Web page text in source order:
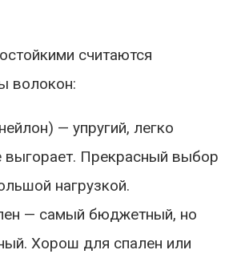
считаются
волокон:
— упругий, легко
выгорает. Прекрасный выбор
нагрузкой.
— самый бюджетный, но
Хорош для спален или